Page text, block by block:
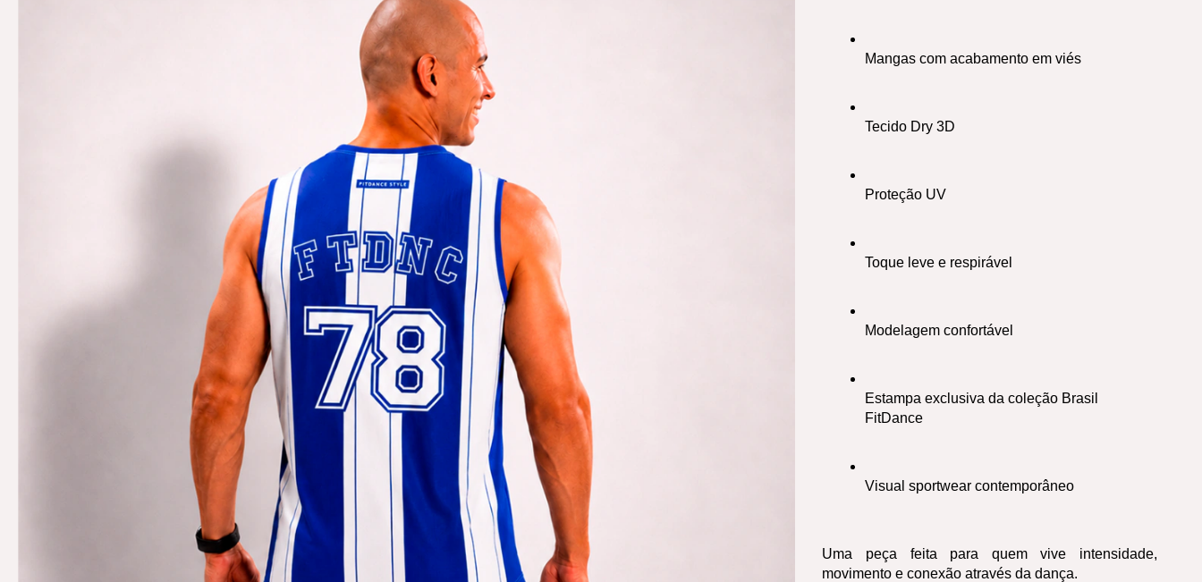
Mangas com acabamento em viés
Tecido Dry 3D
Proteção UV
Toque leve e respirável
Modelagem confortável
Estampa exclusiva da coleção Brasil
FitDance
Visual sportwear contemporâneo
Uma peça feita para quem vive intensidade,
movimento e conexão através da dança.